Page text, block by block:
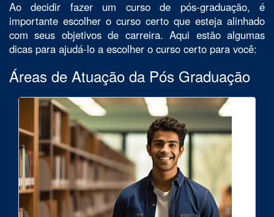
Ao decidir fazer um curso de pós-graduação, é
importante escolher o curso certo que esteja alinhado
com seus objetivos de carreira. Aqui estão algumas
dicas para ajudá-lo a escolher o curso certo para você:
Áreas de Atuação da Pós Graduação